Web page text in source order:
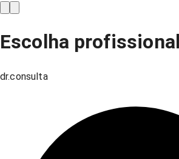
Escolha
dr.consulta